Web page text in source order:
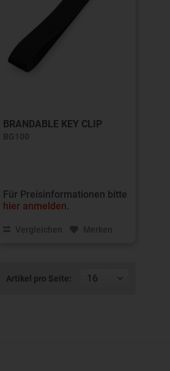
BRANDABLE KEY CLIP
BG100
Für Preisinformationen bitte
hier anmelden.
Vergleichen Merken
Artikel pro Seite: